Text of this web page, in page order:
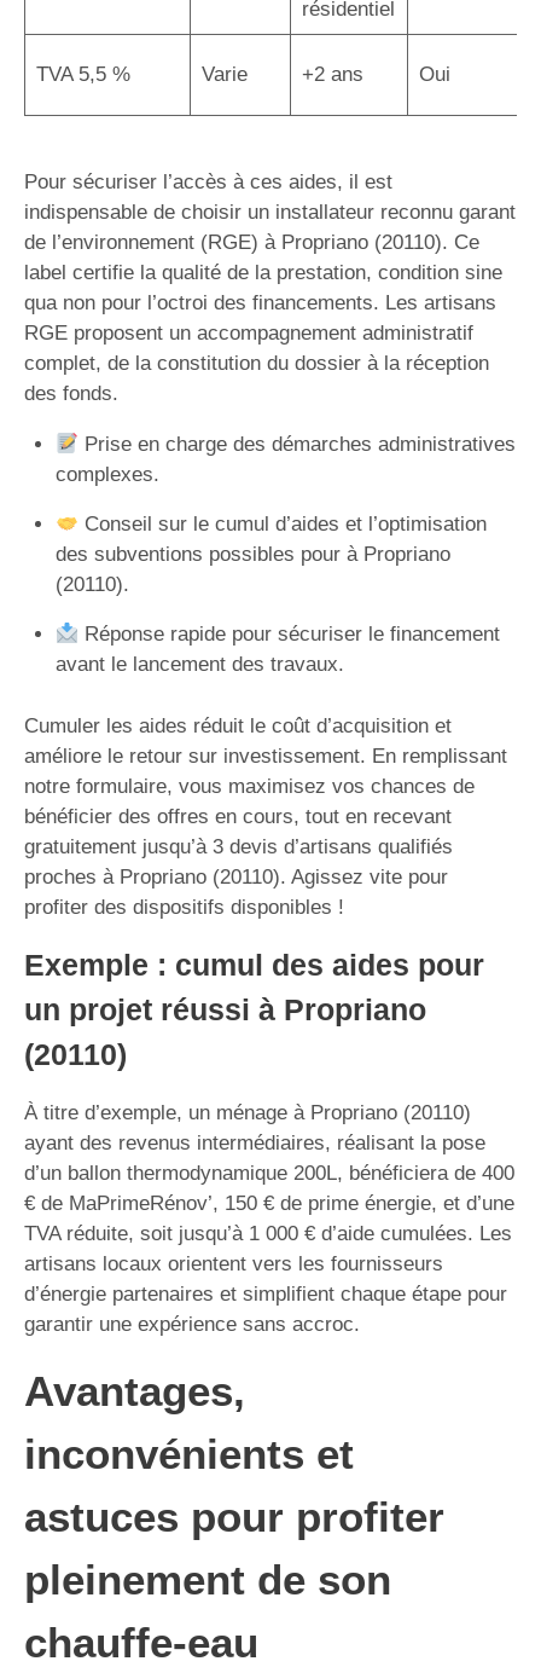
résidentiel
TVA 5,5 % Varie +2 ans Oui
Pour sécuriser l’accès à ces aides, il est
indispensable de choisir un installateur reconnu garant
de l’environnement (RGE) à Propriano (20110). Ce
label certifie la qualité de la prestation, condition sine
qua non pour l’octroi des financements. Les artisans
RGE proposent un accompagnement administratif
complet, de la constitution du dossier à la réception
des fonds.
Prise en charge des démarches administratives
complexes.
Conseil sur le cumul d’aides et l’optimisation
des subventions possibles pour à Propriano
(20110).
Réponse rapide pour sécuriser le financement
avant le lancement des travaux.
Cumuler les aides réduit le coût d’acquisition et
améliore le retour sur investissement. En remplissant
notre formulaire, vous maximisez vos chances de
bénéficier des offres en cours, tout en recevant
gratuitement jusqu’à 3 devis d’artisans qualifiés
proches à Propriano (20110). Agissez vite pour
profiter des dispositifs disponibles !
Exemple : cumul des aides pour
un projet réussi à Propriano
(20110)
À titre d’exemple, un ménage à Propriano (20110)
ayant des revenus intermédiaires, réalisant la pose
d’un ballon thermodynamique 200L, bénéficiera de 400
€ de MaPrimeRénov’, 150 € de prime énergie, et d’une
TVA réduite, soit jusqu’à 1 000 € d’aide cumulées. Les
artisans locaux orientent vers les fournisseurs
d’énergie partenaires et simplifient chaque étape pour
garantir une expérience sans accroc.
Avantages,
inconvénients et
astuces pour profiter
pleinement de son
chauffe-eau